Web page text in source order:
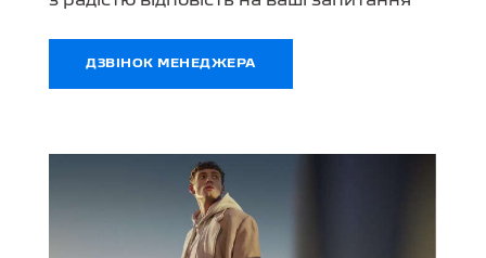
ДЗВІНОК МЕНЕДЖЕРА